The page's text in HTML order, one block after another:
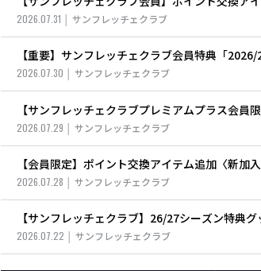
2026.07.31 サンフレッチェクラブ
【重要】サンフレッチェクラブ会員特典「
2026.07.30 サンフレッチェクラブ
【サンフレッチェクラブプレミアムプラス会
2026.07.29 サンフレッチェクラブ
【会員限定】ポイント交換アイテム追加〈新加
2026.07.28 サンフレッチェクラブ
【サンフレッチェクラブ】26/27シーズン特典
2026.07.22 サンフレッチェクラブ